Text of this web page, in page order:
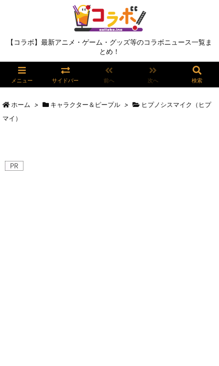
【コラボ】最新アニメ・ゲーム・グッズ等のコラボニュース一覧ま
とめ！
メニュー サイドバー 前へ 次へ 検索
ホーム > キャラクター＆ピープル >
ヒプノシスマイク（ヒプ
マイ）